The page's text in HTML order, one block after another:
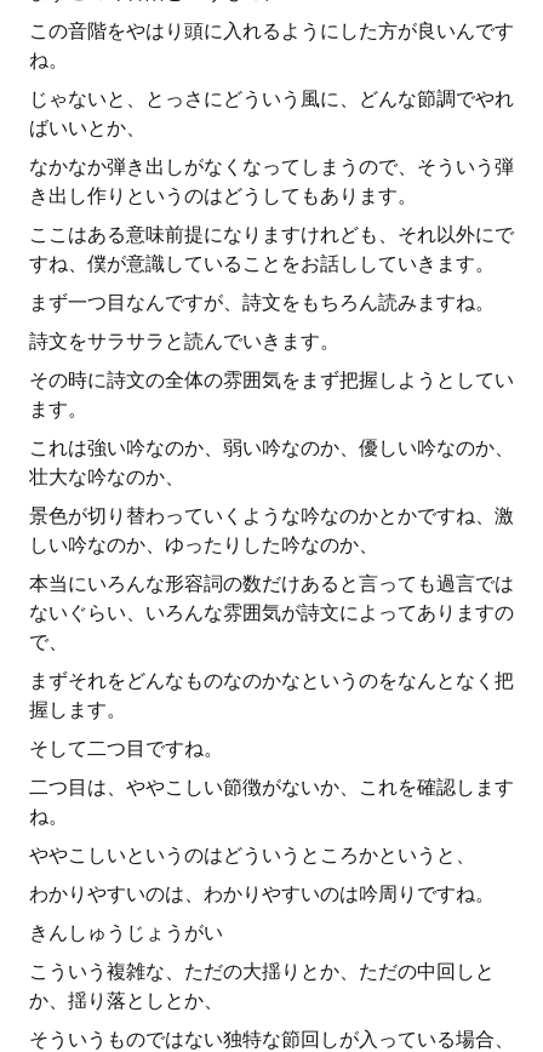
この音階をやはり頭に入れるようにした方が良いんです
ね。
じゃないと、とっさにどういう風に、どんな節調でやれ
ばいいとか、
なかなか弾き出しがなくなってしまうので、そういう弾
き出し作りというのはどうしてもあります。
ここはある意味前提になりますけれども、それ以外にで
すね、僕が意識していることをお話ししていきます。
まず一つ目なんですが、詩文をもちろん読みますね。
詩文をサラサラと読んでいきます。
その時に詩文の全体の雰囲気をまず把握しようとしてい
ます。
これは強い吟なのか、弱い吟なのか、優しい吟なのか、
壮大な吟なのか、
景色が切り替わっていくような吟なのかとかですね、激
しい吟なのか、ゆったりした吟なのか、
本当にいろんな形容詞の数だけあると言っても過言では
ないぐらい、いろんな雰囲気が詩文によってありますの
で、
まずそれをどんなものなのかなというのをなんとなく把
握します。
そして二つ目ですね。
二つ目は、ややこしい節徴がないか、これを確認します
ね。
ややこしいというのはどういうところかというと、
わかりやすいのは、わかりやすいのは吟周りですね。
きんしゅうじょうがい
こういう複雑な、ただの大揺りとか、ただの中回しと
か、揺り落としとか、
そういうものではない独特な節回しが入っている場合、